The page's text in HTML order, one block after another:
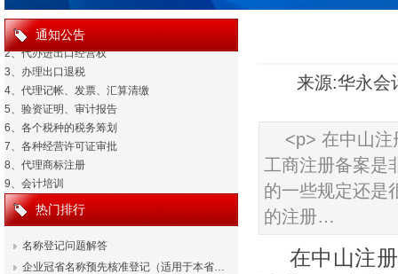
来源:华永
<p> 在中山
工商注册备案是
的一些规定还是
的注册…
在中山注
通知公告
9、会计培训
1、工商注册、变更、年审、注销
2、代办进出口经营权
3、办理出口退税
4、代理记帐、发票、汇算清缴
5、验资证明、审计报告
6、各个税种的税务筹划
7、各种经营许可证审批
8、代理商标注册
9、会计培训
热门排行
名称登记问题解答
企业冠省名称预先核准登记（适用于本省…